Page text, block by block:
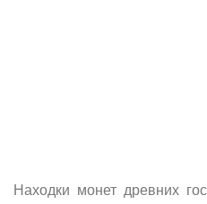
Находки монет древних